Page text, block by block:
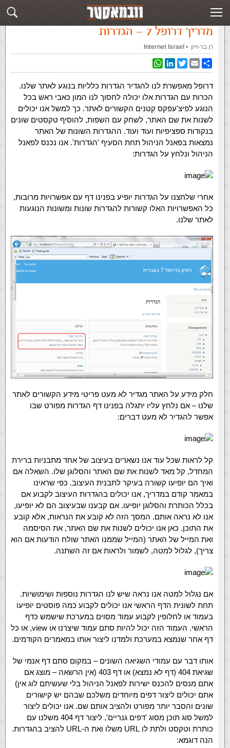
עמוד ראשי מדריך דרופל 7 – הגדרות
מדריך דרופל 7 – הגדרות
רן בר-זיק ‏ •
Internet Israel
WhatsAppLinkedInTwitterEmailShare
דרופל מאפשרת לנו להגדיר הגדרות כלליות בנוגע לאתר שלנו.
הכרות עם הגדרות אלו יכולה לחסוך לנו המון כאבי ראש בכל
הנוגע לפיצ'עפקס קטנים הקשורים לאתר. כך למשל אנו יכולים
לשנות את שם האתר, לשחק עם השפות, להוסיף טקסטים שונים
בנקודות ספציפיות ועוד ועוד. ההגדרות השונות של האתר
נמצאות בפאנל הניהול תחת הסעיף 'הגדרות'. אנו נכנס לפאנל
הניהול ונלחץ על הגדרות:
אחרי שלחצנו על הגדרות יופיע בפנינו דף עם אפשרויות מרובות,
כל האפשרויות האלו קשורות להגדרות שונות ומשונות הנוגעות
לאתר שלנו.
חלק מידע על האתר מגדיר לא מעט פריטי מידע הקשורים לאתר
שלנו – אם נלחץ עליו יתגלה בפנינו דף הגדרות מפורט שבו
אפשר להגדיר לא מעט דברים:
קל לראות שכל עוד אנו נשארים בעיצוב של אחד מתבניות ברירת
המחדל, קל מאד לשנות את שם האתר והסלוגן שלו. השאלה אם
ואיך הם יופיעו קשורה בעיקר לתבנית העיצוב. כפי שראינו
במאמר קודם במדריך, אנו יכולים בהגדרות העיצוב לקבוע אם
בכלל הכותרת והסלוגן יופיעו. אם קבענו שבעיצוב הם לא יופיעו,
אנו לא נראה אותם. המסך הזה לא קובע את הנראות, אלא קובע
את התוכן. כאן אנו יכולים לשנות את שם האתר, את הסיסמה
ואת המייל של האתר (המייל שממנו האתר שולח הודעות אם הוא
צריך), לגלול למטה, לשמור ולראות אם זה השתנה.
אם נגלול למטה אנו נראה שיש לנו הגדרות נוספות ושימושיות.
תחת לשונית הדף הראשי אנו יכולים לקבוע כמה פוסטים יופיעו
בעמוד או לחלופין לקבוע עמוד מסוים במערכת שישמש כדף
הראשי. העמוד הזה יכול להיות סתם עמוד שיצרנו או view, או כל
דף אחר שנמצא במערכת ולמדנו ליצור אותו במאמרים הקודמים.
אותו דבר עם עמודי השגיאה השונים – במקום סתם דף אנמי של
שגיאת 404 (דף לא נמצא) או דף 403 (אין הרשאה – מוצג אם
אתם מנסים להכנס ישירות לפאנל הניהול בלי שעשיתם לוג אין)
אתם יכולים ליצור דפים מיוחדים משלכם שבהם יש קישורים
שונים והסבר יותר מפורט ולהציב אותם שם. אנו יכולים ליצור
למשל סוג תוכן מסוג 'דפים גנריים', ליצור דף 404 משלנו עם
כותרת וטקסט ולתת לו URL משלו ואת ה-URL להציב בהגדרות.
הנה דוגמא: